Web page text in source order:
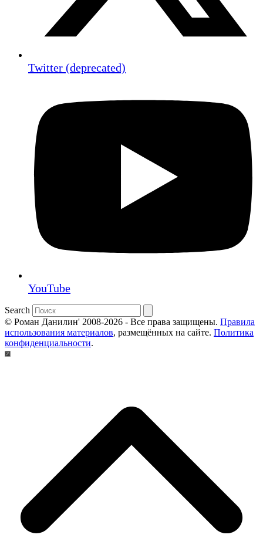
Twitter (deprecated)
YouTube
Search
© Роман Данилин' 2008-2026 - Все права защищены. Правила
использования материалов, размещённых на сайте. Политика
конфиденциальности.